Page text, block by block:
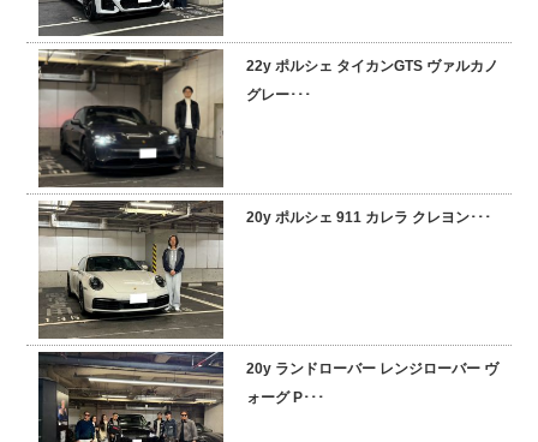
トップランク・マガジン
採用情報
22y ポルシェ タイカンGTS ヴァルカノ
グレー･･･
20y ポルシェ 911 カレラ クレヨン･･･
20y ランドローバー レンジローバー ヴ
ォーグ P･･･